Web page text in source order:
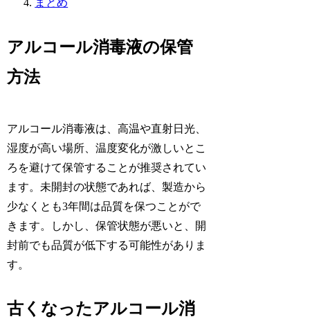
まとめ
アルコール消毒液の保管
方法
アルコール消毒液は、高温や直射日光、
湿度が高い場所、温度変化が激しいとこ
ろを避けて保管することが推奨されてい
ます。未開封の状態であれば、製造から
少なくとも3年間は品質を保つことがで
きます。しかし、保管状態が悪いと、開
封前でも品質が低下する可能性がありま
す。
古くなったアルコール消